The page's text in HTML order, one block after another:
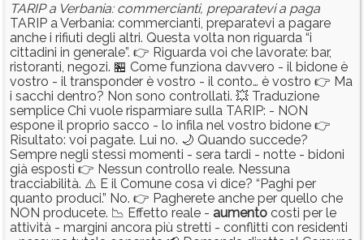
TARIP a Verbania: commercianti, preparatevi a paga
TARIP a Verbania: commercianti, preparatevi a pagare
anche i rifiuti degli altri. Questa volta non riguarda “i
cittadini in generale”. 👉 Riguarda voi che lavorate: bar,
ristoranti, negozi. 🏪 Come funziona davvero - il bidone è
vostro - il transponder è vostro - il conto… è vostro 👉 Ma
i sacchi dentro? Non sono controllati. 💥 Traduzione
semplice Chi vuole risparmiare sulla TARIP: - NON
espone il proprio sacco - lo infila nel vostro bidone 👉
Risultato: voi pagate. Lui no. 🌙 Quando succede?
Sempre negli stessi momenti - sera tardi - notte - bidoni
già esposti 👉 Nessun controllo reale. Nessuna
tracciabilità. ⚠️ E il Comune cosa vi dice? “Paghi per
quanto produci.” No. 👉 Pagherete anche per quello che
NON producete. 📉 Effetto reale - aumento costi per le
attività - margini ancora più stretti - conflitti con residenti